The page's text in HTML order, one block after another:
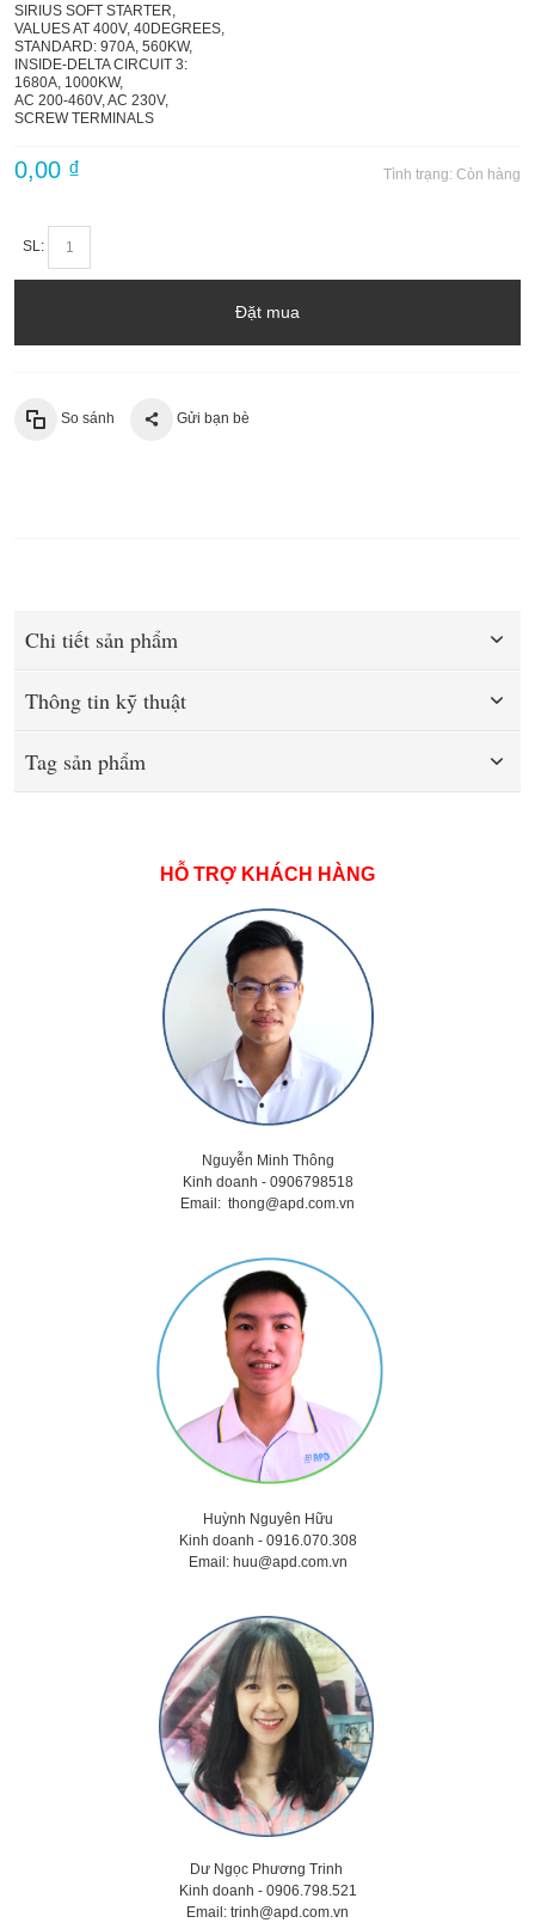
SIRIUS SOFT STARTER,
VALUES AT 400V, 40DEGREES,
STANDARD: 970A, 560KW,
INSIDE-DELTA CIRCUIT 3:
1680A, 1000KW,
AC 200-460V, AC 230V,
SCREW TERMINALS
Tình trạng: Còn hàng
0,00 ₫
SL:
Đặt mua
So sánh Gửi bạn bè
Chi tiết sản phẩm
Thông tin kỹ thuật
Tag sản phẩm
HỖ TRỢ KHÁCH HÀNG
Nguyễn Minh Thông
Kinh doanh - 0906798518
Email: thong@apd.com.vn
Huỳnh Nguyên Hữu
Kinh doanh - 0916.070.308
Email: huu@apd.com.vn
Dư Ngọc Phương Trinh
Kinh doanh - 0906.798.521
Email: trinh@apd.com.vn